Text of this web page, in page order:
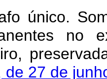
no
de 27 de